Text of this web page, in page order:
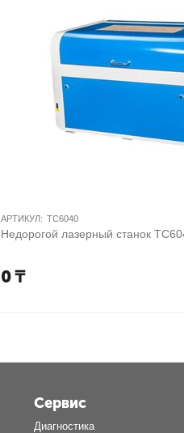
АРТИКУЛ: TC6040
Недорогой лазерный станок
0₸
Сервис
Диагностика